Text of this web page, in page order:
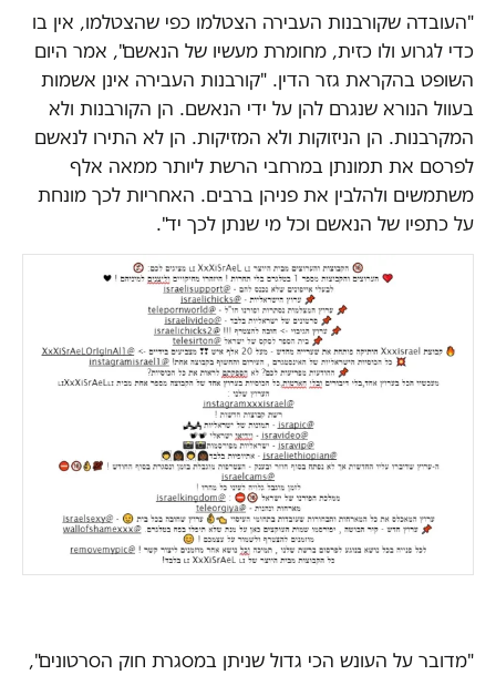
"העובדה שקורבנות העבירה הצטלמו כפי שהצטלמו, אין בו
כדי לגרוע ולו כזית, מחומרת מעשיו של הנאשם", אמר היום
השופט בהקראת גזר הדין. "קורבנות העבירה אינן אשמות
בעוול הנורא שנגרם להן על ידי הנאשם. הן הקורבנות ולא
המקרבנות. הן הניזוקות ולא המזיקות. הן לא התירו לנאשם
לפרסם את תמונתן במרחבי הרשת ליותר ממאה אלף
משתמשים ולהלבין את פניהן ברבים. האחריות לכך מונחת
על כתפיו של הנאשם וכל מי שנתן לכך יד".
"מדובר על העונש הכי גדול שניתן במסגרת חוק הסרטונים",